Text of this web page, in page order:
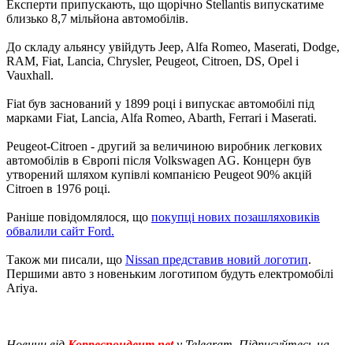
Експерти припускають, що щорічно Stellantis випускатиме
близько 8,7 мільйона автомобілів.
До складу альянсу увійдуть Jeep, Alfa Romeo, Maserati, Dodge,
RAM, Fiat, Lancia, Chrysler, Peugeot, Citroen, DS, Opel і
Vauxhall.
Fiat був заснований у 1899 році і випускає автомобілі під
марками Fiat, Lancia, Alfa Romeo, Abarth, Ferrari і Maserati.
Peugeot-Citroen - другий за величиною виробник легкових
автомобілів в Європі після Volkswagen AG. Концерн був
утворений шляхом купівлі компанією Peugeot 90% акцій
Citroen в 1976 році.
Раніше повідомлялося, що покупці нових позашляховиків
обвалили сайт Ford.
Також ми писали, що Nissan представив новий логотип.
Першими авто з новеньким логотипом будуть електромобілі
Ariya.